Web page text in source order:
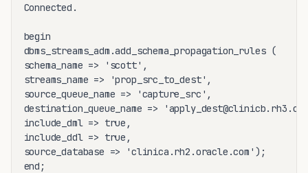
Connected.
begin
dbms_streams_adm.add_schema_propagation_rules (
schema_name => 'scott',
streams_name => 'prop_src_to_dest',
source_queue_name => 'capture_src',
destination_queue_name =>
include_dml => true,
include_ddl => true,
source_database => 'clinica.rh2.oracle.com');
end;